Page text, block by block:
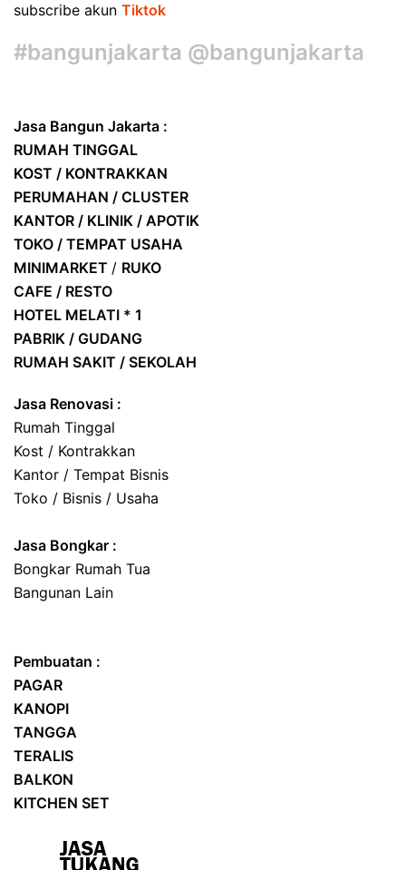
subscribe akun Tiktok
#bangunjakarta @bangunjakarta
Jasa Bangun Jakarta :
RUMAH TINGGAL
KOST / KONTRAKKAN
PERUMAHAN / CLUSTER
KANTOR / KLINIK / APOTIK
TOKO / TEMPAT USAHA
MINIMARKET / RUKO
CAFE / RESTO
HOTEL MELATI * 1
PABRIK / GUDANG
RUMAH SAKIT / SEKOLAH
Jasa Renovasi :
Rumah Tinggal
Kost / Kontrakkan
Kantor / Tempat Bisnis
Toko / Bisnis / Usaha
Jasa Bongkar :
Bongkar Rumah Tua
Bangunan Lain
Pembuatan :
PAGAR
KANOPI
TANGGA
TERALIS
BALKON
KITCHEN SET